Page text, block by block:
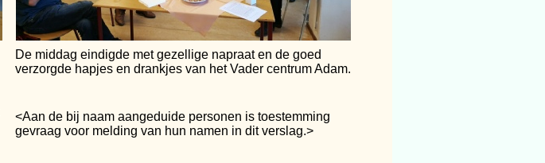
De middag eindigde met gezellige napraat en de goed
verzorgde hapjes en drankjes van het Vader centrum Adam.
<Aan de bij naam aangeduide personen is toestemming
gevraag voor melding van hun namen in dit verslag.>